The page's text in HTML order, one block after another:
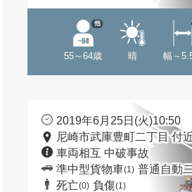
55～64歳
他
晴 幅～
2019年6月25日(火)10:50
尼崎市武庫豊町二丁目 付
車両相互 中破事故
準中型貨物車(1) 普通自動
死亡(0) 負傷(1)